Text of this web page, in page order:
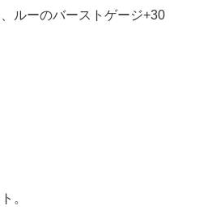
ルーのバーストゲージ+30
。